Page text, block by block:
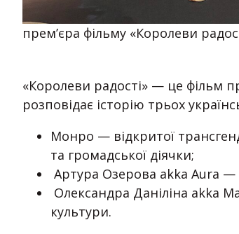
прем’єра фільму «Королеви
«Королеви радості» — це фільм
розповідає історію трьох
Монро — відкритої
та громадської діячки;
Артура Озерова аkkа Aura —
Олександра Даніліна аkka
культури.